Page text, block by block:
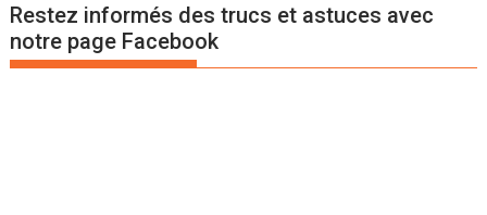
Restez informés des trucs et astuces avec
notre page Facebook